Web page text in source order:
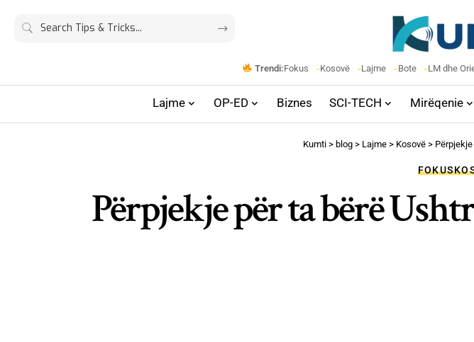
Trendi:Fokus Kosovë Lajme Bote LM dhe
Lajme OP-ED Biznes SCI-TECH Mirëqenie
Kumti> blog> Lajme> Kosovë>
FOKUS
Përpjekje për ta bërë